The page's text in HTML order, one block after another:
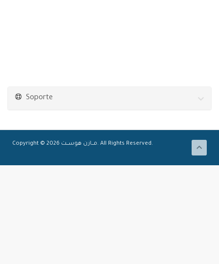
Soporte
Copyright © 2026 مـــازن هوســــت. All Rights Reserved.